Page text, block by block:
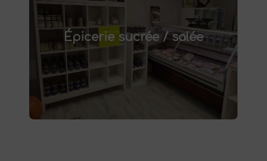
Épicerie sucrée / salée
Découvrez notre
épicerie sucrée et salée à
Saint-Saulve
. Confitures artisanales,
conserves maison, plats préparés et bien
d'autres produits fermiers vous attendent.
Profitez de la vente directe de
produits
d'épicerie
à la ferme ou de notre service de
livraison.